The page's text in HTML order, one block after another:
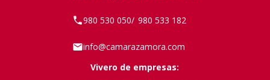
980 530 050/ 980 533 182
info@camarazamora.com
Vivero de empresas: